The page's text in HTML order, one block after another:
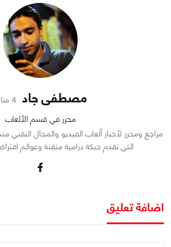
مصطفى جاد 4 متابع
محرر في قسم الألعاب
التي تقدم حبكة درامية متقنة وعوالم
اضافة تعليق